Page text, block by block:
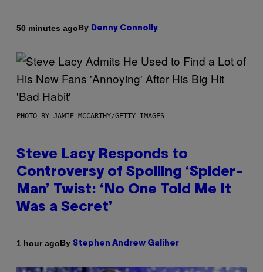
50 minutes agoBy Denny Connolly
PHOTO BY JAMIE MCCARTHY/GETTY IMAGES
Steve Lacy Responds to
Controversy of Spoiling ‘Spider-
Man’ Twist: ‘No One Told Me It
Was a Secret’
1 hour agoBy Stephen Andrew Galiher